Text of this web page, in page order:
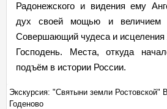
Радонежского и видения ему
дух своей мощью и величием
Совершающий чудеса и
Господень. Места, откуда
подъём в истории России.
Экскурсия: "Святыни земли Ростовской"
Годеново